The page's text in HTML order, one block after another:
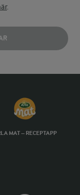
.
MAT – RECEPTAPP